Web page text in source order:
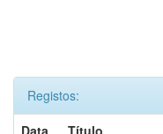
Registos:
Data
Título